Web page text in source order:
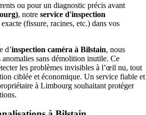
ou pour un diagnostic précis avant
, notre service d'inspection
(fissure, racines, etc.) dans vos
d’inspection caméra à Bilstain, nous
sans démolition inutile. Ce
les problèmes invisibles à l’œil nu, tout
ciblée et économique. Un service fiable et
à Limbourg souhaitant protéger